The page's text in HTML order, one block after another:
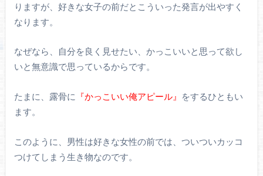
りますが、好きな女子の前だとこういった発言が出やすく
なります。
なぜなら、自分を良く見せたい、かっこいいと思って欲し
いと無意識で思っているからです。
たまに、露骨に 『かっこいい俺アピール』
をするひともい
ます。
このように、男性は好きな女性の前では、ついついカッコ
つけてしまう生き物なのです。